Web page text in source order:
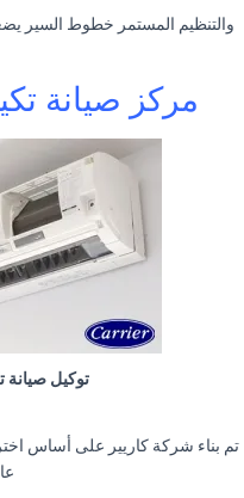
والتنظيم المستمر خطوط السير
مركز صيانة
توكيل صيانة
تم بناء شركة كاريير على أساس
عام